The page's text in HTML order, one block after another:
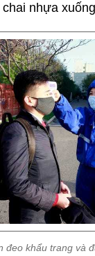
nhựa
đeo khẩu trang và